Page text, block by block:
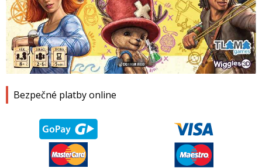
Bezpečné platby online